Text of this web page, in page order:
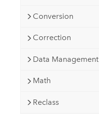
Conversion
Correction
Data Management
Math
Reclass